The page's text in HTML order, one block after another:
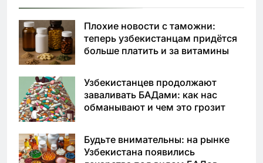
Плохие новости с таможни:
теперь узбекистанцам придётся
больше платить и за витамины
Узбекистанцев продолжают
заваливать БАДами: как нас
обманывают и чем это грозит
Будьте внимательны: на рынке
Узбекистана появились